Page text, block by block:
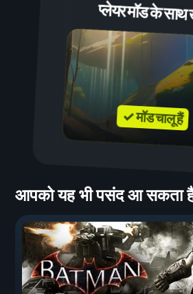
प्लेयर मॉड के
✓ मॉड चालू हैं
आपको यह भी पसंद आ सकता